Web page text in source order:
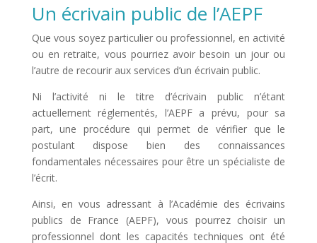
Un écrivain public de l’AEPF
Que vous soyez particulier ou professionnel, en activité
ou en retraite, vous pourriez avoir besoin un jour ou
l’autre de recourir aux services d’un écrivain public.
Ni l’activité ni le titre d’écrivain public n’étant
actuellement réglementés, l’AEPF a prévu, pour sa
part, une procédure qui permet de vérifier que le
postulant dispose bien des connaissances
fondamentales nécessaires pour être un spécialiste de
l’écrit.
Ainsi, en vous adressant à l’Académie des écrivains
publics de France (AEPF), vous pourrez choisir un
professionnel dont les capacités techniques ont été